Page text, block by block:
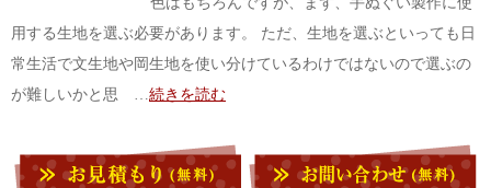
用する生地を選ぶ必要があります。 ただ、生地を選ぶといっても日
常生活で文生地や岡生地を使い分けているわけではないので選ぶの
が難しいかと思 …続きを読む